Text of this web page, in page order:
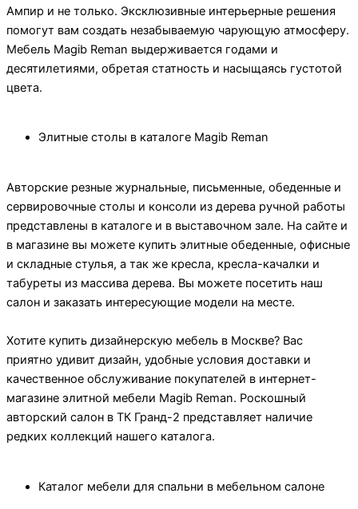
Ампир и не только. Эксклюзивные интерьерные решения
помогут вам создать незабываемую чарующую атмосферу.
Мебель Magib Reman выдерживается годами и
десятилетиями, обретая статность и насыщаясь густотой
цвета.
Элитные столы в каталоге Magib Reman
Авторские резные журнальные, письменные, обеденные и
сервировочные столы и консоли из дерева ручной работы
представлены в каталоге и в выставочном зале. На сайте и
в магазине вы можете купить элитные обеденные, офисные
и складные стулья, а так же кресла, кресла-качалки и
табуреты из массива дерева. Вы можете посетить наш
салон и заказать интересующие модели на месте.
Хотите купить дизайнерскую мебель в Москве? Вас
приятно удивит дизайн, удобные условия доставки и
качественное обслуживание покупателей в интернет-
магазине элитной мебели Magib Reman. Роскошный
авторский салон в ТК Гранд-2 представляет наличие
редких коллекций нашего каталога.
Каталог мебели для спальни в мебельном салоне